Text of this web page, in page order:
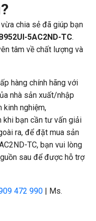
vừa chia sẻ đã giúp bạn
5AC2ND-TC.
tâm về chất lượng và
hàng chính hãng với
nhà sản xuất/nhập
kinh nghiệm,
khi bạn cần tư vấn giải
ra, để đặt mua sản
TC, bạn vui lòng
sau để được hỗ trợ
472 990 | Ms.